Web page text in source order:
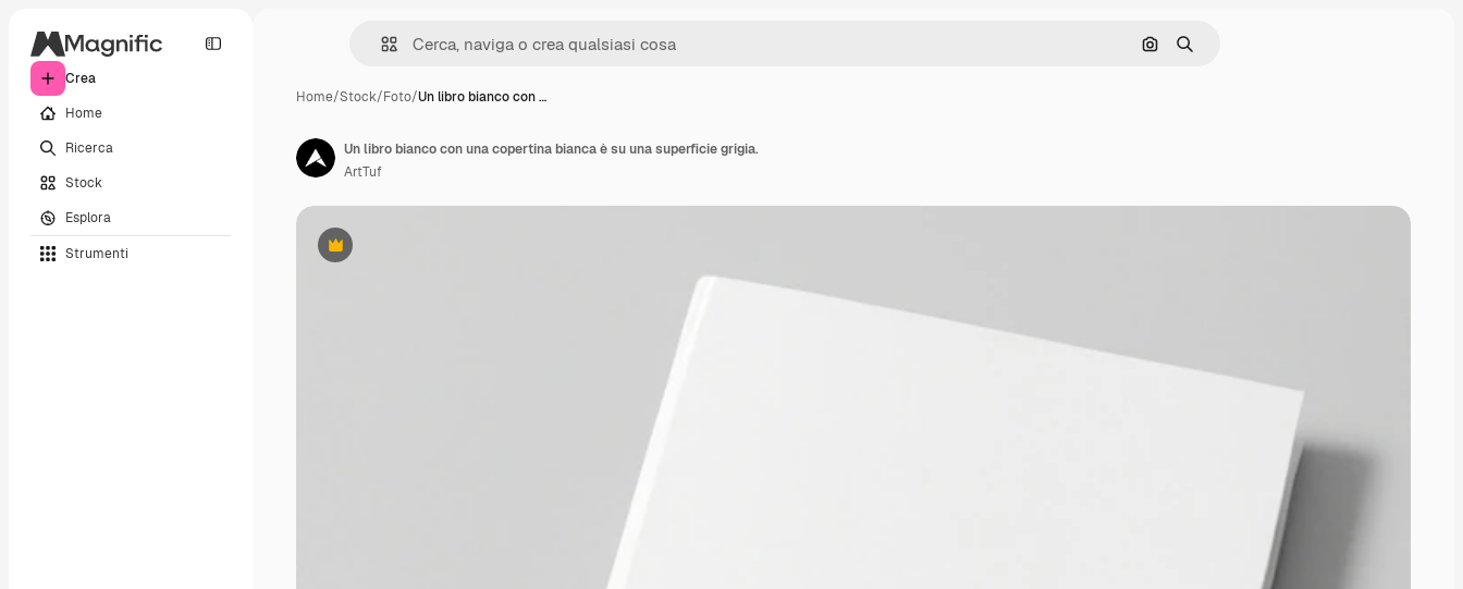
Crea
Home
Ricerca
Stock
Esplora
Strumenti
Cerca per immagine
Ricerca
Home/Stock/Foto/Un libro bianco con …
Premium
Un libro bianco con una copertina bianca è su una superficie grigia.
ArtTuf